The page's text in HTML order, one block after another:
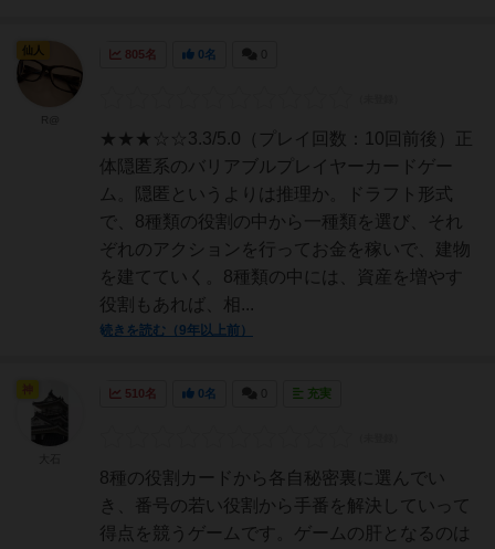
805名 0名
★★★☆☆3.3/5.0（プレイ回数：10回前後）正
体隠匿系のバリアブルプレイヤーカードゲー
ム。隠匿というよりは推理か。ドラフト形式
で、8種類の役割の中から一種類を選び、それ
ぞれのアクションを行ってお金を稼いで、建物
を建てていく。8種類の中には、資産を増やす
役割もあれば、相...
続きを読む（9年以上前）
仙人
510名 0名 充実
8種の役割カードから各自秘密裏に選んでい
き、番号の若い役割から手番を解決していって
得点を競うゲームです。ゲームの肝となるのは